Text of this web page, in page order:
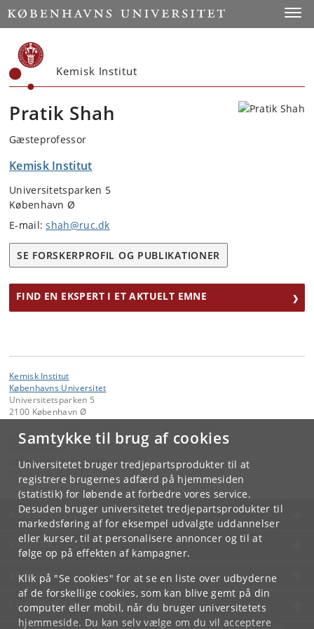
Samtykke til brug af cookies
Universitetet bruger tredjepartsprodukter til at
registrere brugernes adfærd på hjemmesiden
(statistik) for løbende at forbedre vores service.
Desuden bruger universitetet tredjepartsprodukter til
markedsføring af for eksempel udvalgte uddannelser
eller kurser, til at personalisere annoncer og til at
følge op på effekten af kampagner.
Klik på "Se cookies" for at se en liste over udbyderne
af de forskellige cookies, som kan blive gemt på din
computer eller mobil, når du bruger universitetets
hjemmeside. Du kan selv vælge om du vil acceptere
Start
Kemisk Institut
Pratik Shah
Gæsteprofessor
Kemisk Institut
Universitetsparken 5
København Ø
E-mail:shah@ruc.dk
SE FORSKERPROFIL OG PUBLIKATIONER
FIND EN EKSPERT I ET AKTUELT EMNE
Kemisk Institut
Københavns Universitet
Universitetsparken 5
2100 København Ø
Kontakt:
Administrator
chemadm@chem. ku.dk
KØBENHAVNS UNIVERSITET
KONTAKT
SERVICES
FOR STUDERENDE OG ANSATTE